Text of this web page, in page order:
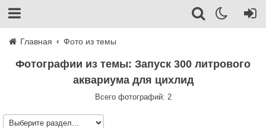
Главная Фото из темы
Фотографии из темы: Запуск 300 литрового
аквариума для цихлид
Всего фотографий: 2